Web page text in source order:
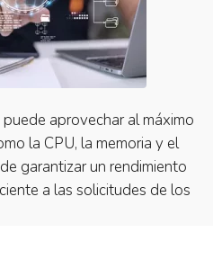
aprovechar al máximo
la CPU, la memoria y el
garantizar un rendimiento
a las solicitudes de los